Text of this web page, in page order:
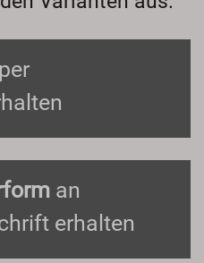
per
an
erhalten